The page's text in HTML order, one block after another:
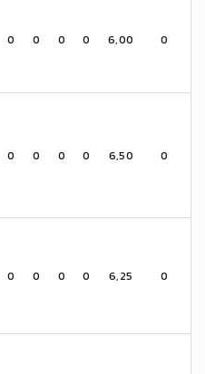
0 0 0 0 6,00 0
0 0 0 0 6,50 0
0 0 0 0 6,25 0